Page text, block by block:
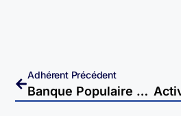
Adhérent Précédent
Banque Populaire – Vesoul